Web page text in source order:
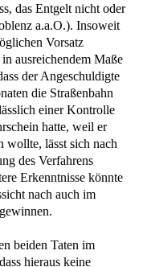
das Entgelt nicht oder
a.a.O.). Insoweit
Vorsatz
ausreichendem Maße
der Angeschuldigte
die Straßenbahn
einer Kontrolle
hatte, weil er
wollte, lässt sich nach
des Verfahrens
Erkenntnisse könnte
nach auch im
beiden Taten im
hieraus keine